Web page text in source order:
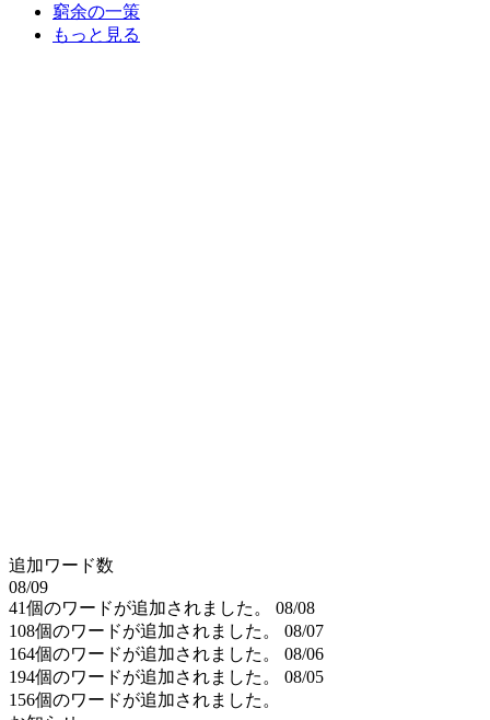
窮余の一策
もっと見る
追加ワード数
08/09
41個のワードが追加されました。
08/08
108個のワードが追加されました。
08/07
164個のワードが追加されました。
08/06
194個のワードが追加されました。
08/05
156個のワードが追加されました。